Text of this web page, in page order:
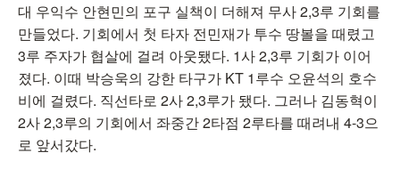
대 우익수 안현민의 포구 실책이 더해져 무사 2,3루 기회를
만들었다. 기회에서 첫 타자 전민재가 투수 땅볼을 때렸고
3루 주자가 협살에 걸려 아웃됐다. 1사 2,3루 기회가 이어
졌다. 이때 박승욱의 강한 타구가 KT 1루수 오윤석의 호수
비에 걸렸다. 직선타로 2사 2,3루가 됐다. 그러나 김동혁이
2사 2,3루의 기회에서 좌중간 2타점 2루타를 때려내 4-3으
로 앞서갔다.